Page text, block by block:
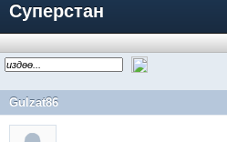
Суперстан
Gulzat86